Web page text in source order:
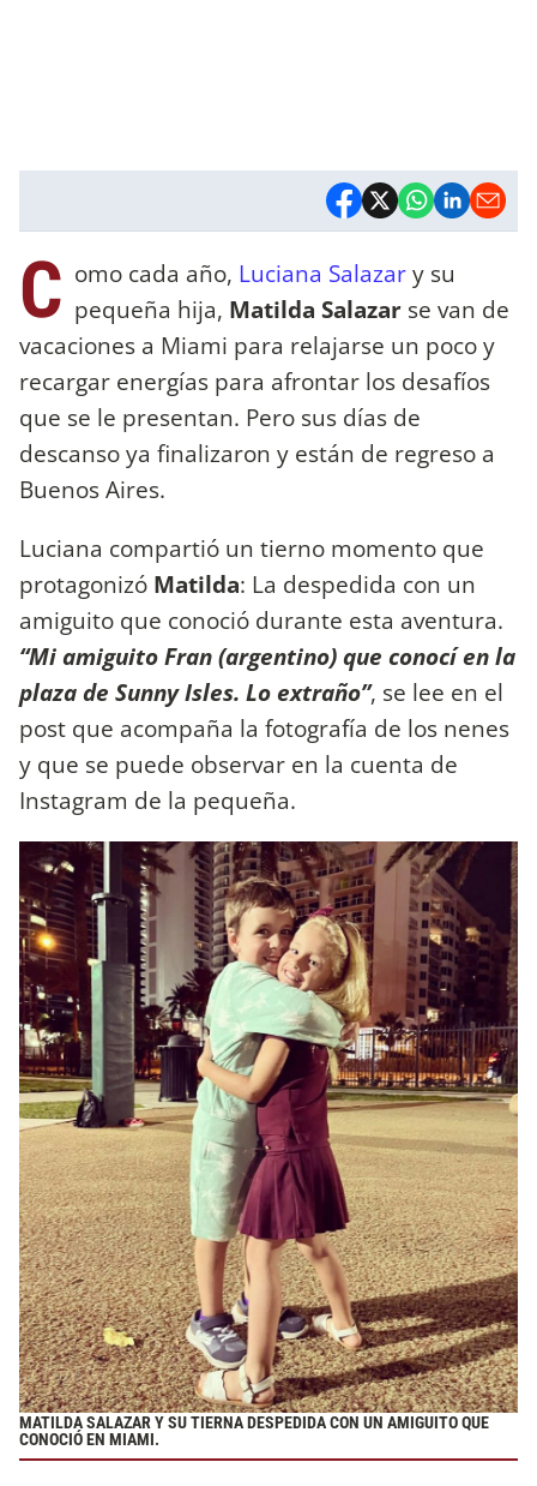
C omo cada año, Luciana Salazary su
pequeña hija, Matilda Salazar se van de
vacaciones a Miami para relajarse un poco y
recargar energías para afrontar los desafíos
que se le presentan. Pero sus días de
descanso ya finalizaron y están de regreso a
Buenos Aires.
Luciana compartió un tierno momento que
protagonizó Matilda: La despedida con un
amiguito que conoció durante esta aventura.
“Mi amiguito Fran (argentino) que conocí en la
plaza de Sunny Isles. Lo extraño”, se lee en el
post que acompaña la fotografía de los nenes
y que se puede observar en la cuenta de
Instagram de la pequeña.
MATILDA SALAZAR Y SU TIERNA DESPEDIDA CON UN AMIGUITO QUE
CONOCIÓ EN MIAMI.